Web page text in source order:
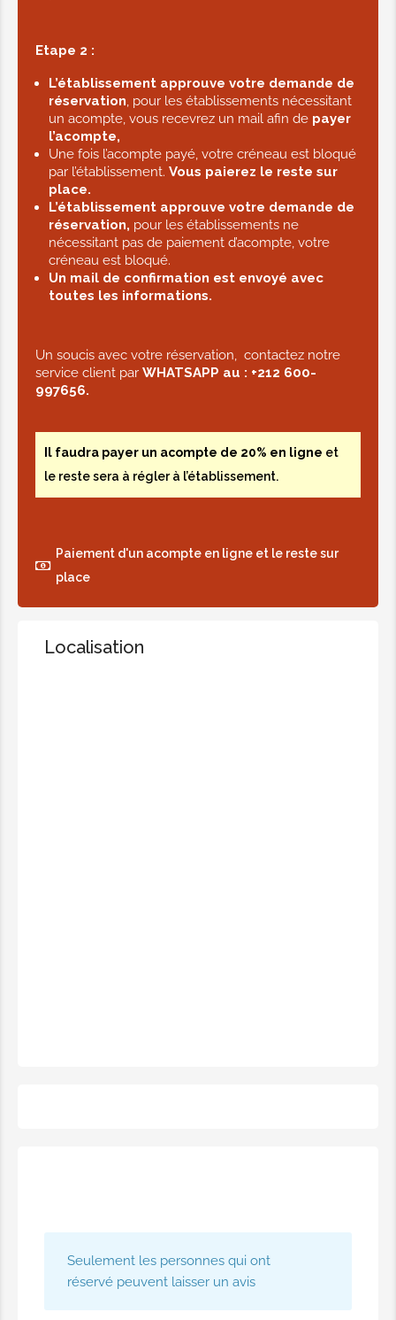
Etape 2 :
L’établissement approuve votre demande de
réservation, pour les établissements nécessitant
un acompte, vous recevrez un mail afin de payer
l’acompte,
Une fois l’acompte payé, votre créneau est bloqué
par l’établissement. Vous paierez le reste sur
place.
L’établissement approuve votre demande de
réservation, pour les établissements ne
nécessitant pas de paiement d’acompte, votre
créneau est bloqué.
Un mail de confirmation est envoyé avec
toutes les informations.
Un soucis avec votre réservation, contactez notre
service client par WHATSAPP au : +212 600-
997656.
Il faudra payer un acompte de 20% en ligne et
le reste sera à régler à l’établissement.
Paiement d'un acompte en ligne et le reste sur
place
Localisation
Seulement les personnes qui ont
réservé peuvent laisser un avis